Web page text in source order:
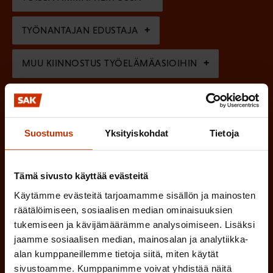
Suostumus Yksityiskohdat Tietoja
Tämä sivusto käyttää evästeitä
Käytämme evästeitä tarjoamamme sisällön ja mainosten
räätälöimiseen, sosiaalisen median ominaisuuksien
tukemiseen ja kävijämäärämme analysoimiseen. Lisäksi
jaamme sosiaalisen median, mainosalan ja analytiikka-
alan kumppaneillemme tietoja siitä, miten käytät
sivustoamme. Kumppanimme voivat yhdistää näitä
e
n
)
TYÖNANTAJAN EDUSTAJA
MUU KIINNOSTUS TYÖELÄMÄASIOIHIN
Millä kielellä haluat uutiskirjeesi(
a
o
l
i
Hyväksyn tietojeni tallentamisen ja käsittelyn
SAK:n viestintärekisterinmukaisesti *